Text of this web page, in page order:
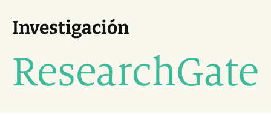
Investigación